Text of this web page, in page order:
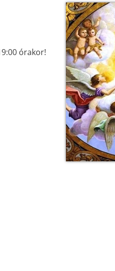
órakor!